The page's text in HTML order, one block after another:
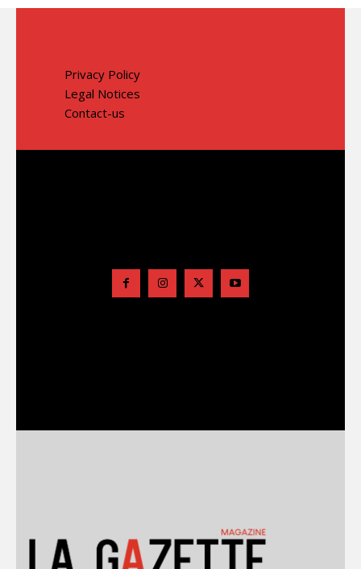
Privacy Policy
Legal Notices
Contact-us